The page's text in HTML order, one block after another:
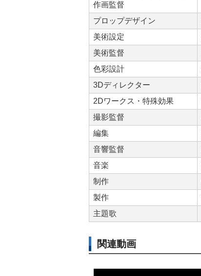
作画監督
プロップデザイン
美術設定
美術監督
色彩設計
3Dディレクター
2Dワークス・特殊効果
撮影監督
編集
音響監督
音楽
制作
製作
主題歌
関連動画